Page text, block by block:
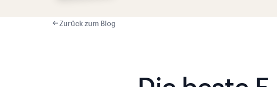
Zurück zum Blog